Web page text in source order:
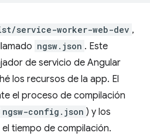
service-worker-web-dev ,
ngsw.json . Este
de servicio de Angular
los recursos de la app. El
el proceso de compilación
ngsw-config.json ) y los
tiempo de compilación.